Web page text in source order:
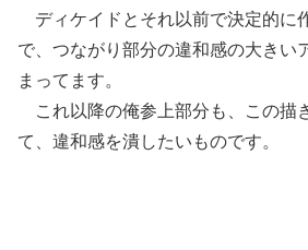
ディケイドとそれ以前で決定的に
で、つながり部分の違和感の大きい
まってます。
これ以降の俺参上部分も、この描
て、違和感を潰したいものです。